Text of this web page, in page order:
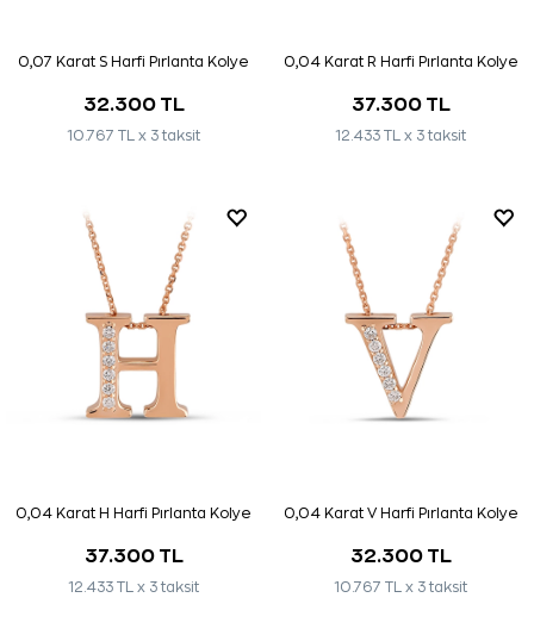
0,07 Karat S Harfi Pırlanta Kolye
32.300 TL
10.767 TL x 3 taksit
0,04 Karat R Harfi Pırlanta Kolye
37.300 TL
12.433 TL x 3 taksit
0,04 Karat H Harfi Pırlanta Kolye
37.300 TL
12.433 TL x 3 taksit
0,04 Karat V Harfi Pırlanta Kolye
32.300 TL
10.767 TL x 3 taksit